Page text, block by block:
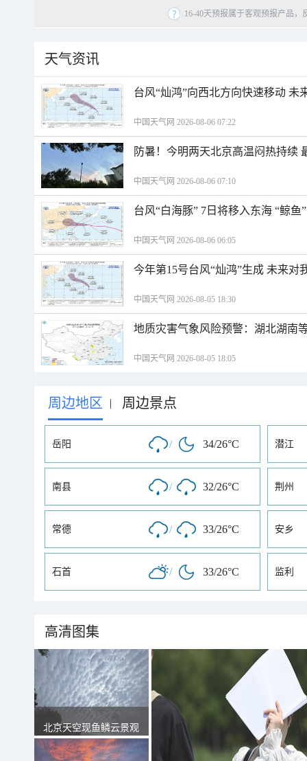
16-40天预报属于客观预报产品
天气资讯
台风“灿鸿”向西北方向快速移动 未
中国天气网 2026-08-06 07:22
防暑！今明两天北京高温闷热持续
中国天气网 2026-08-06 07:10
台风“白海豚” 7日将移入东海 “鲸
中国天气网 2026-08-06 06:05
今年第15号台风“灿鸿”生成 未来对
中国天气网 2026-08-05 18:30
地质灾害气象风险预警：湖北湖南
中国天气网 2026-08-05 18:05
周边地区 | 周边景点
岳阳 / 34/26°C 潜江
南县 / 32/26°C 荆州
常德 / 33/26°C 安乡
石首 / 33/26°C 监利
高清图集
北京天空现鱼鳞云景观